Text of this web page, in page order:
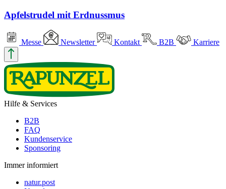
Apfelstrudel mit Erdnussmus
Messe Newsletter Kontakt B2B Karriere
Hilfe & Services
B2B
FAQ
Kundenservice
Sponsoring
Immer informiert
natur.post